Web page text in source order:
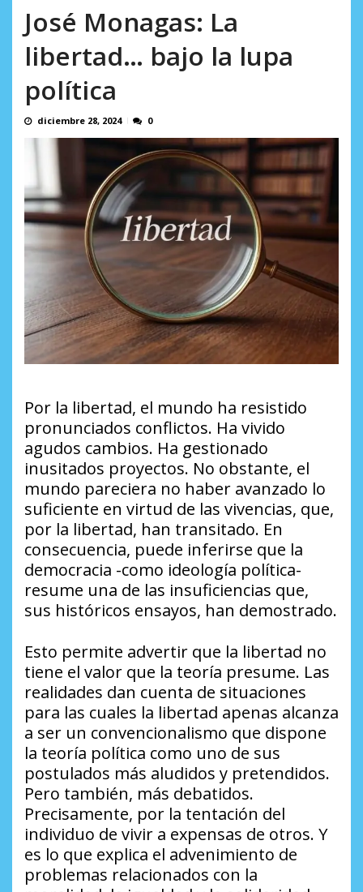
AGOSTO 6, 2026
José Monagas: La
libertad… bajo la lupa
política
diciembre 28, 2024 0
Por la libertad, el mundo ha resistido
pronunciados conflictos. Ha vivido
agudos cambios. Ha gestionado
inusitados proyectos. No obstante, el
mundo pareciera no haber avanzado lo
suficiente en virtud de las vivencias, que,
por la libertad, han transitado. En
consecuencia, puede inferirse que la
democracia -como ideología política-
resume una de las insuficiencias que,
sus históricos ensayos, han demostrado.
Esto permite advertir que la libertad no
tiene el valor que la teoría presume. Las
realidades dan cuenta de situaciones
para las cuales la libertad apenas alcanza
a ser un convencionalismo que dispone
la teoría política como uno de sus
postulados más aludidos y pretendidos.
Pero también, más debatidos.
Precisamente, por la tentación del
individuo de vivir a expensas de otros. Y
es lo que explica el advenimiento de
problemas relacionados con la